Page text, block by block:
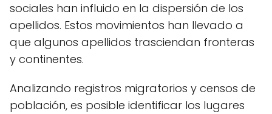
sociales han influido en la dispersión de los
apellidos. Estos movimientos han llevado a
que algunos apellidos trasciendan fronteras
y continentes.
Analizando registros migratorios y censos de
población, es posible identificar los lugares